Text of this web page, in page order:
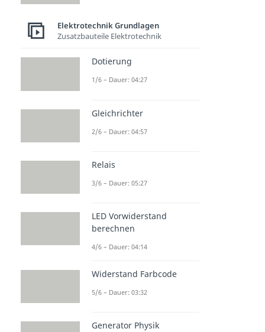
Elektrotechnik Grundlagen
Zusatzbauteile Elektrotechnik
Dotierung
1/6 – Dauer: 04:27
Gleichrichter
2/6 – Dauer: 04:57
Relais
3/6 – Dauer: 05:27
LED Vorwiderstand
berechnen
4/6 – Dauer: 04:14
Widerstand Farbcode
5/6 – Dauer: 03:32
Generator Physik